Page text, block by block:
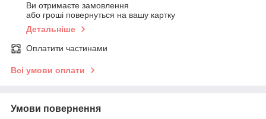
Ви отримаєте замовлення
або гроші повернуться на вашу картку
Детальніше
Оплатити частинами
Всі умови оплати
Умови повернення